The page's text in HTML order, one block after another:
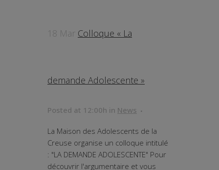
18 Mar Colloque « La
demande Adolescente »
Posted at 12:00h in News
La Maison des Adolescents de la
Creuse organise un colloque intitulé
: "LA DEMANDE ADOLESCENTE" Pour
découvrir l'argumentaire et vous